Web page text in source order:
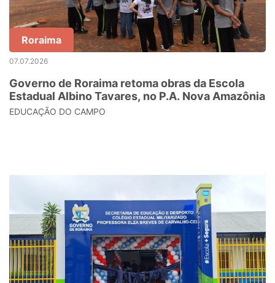
Roraima
07.07.2026
Governo de Roraima retoma obras da Escola
Estadual Albino Tavares, no P.A. Nova Amazônia
EDUCAÇÃO DO CAMPO